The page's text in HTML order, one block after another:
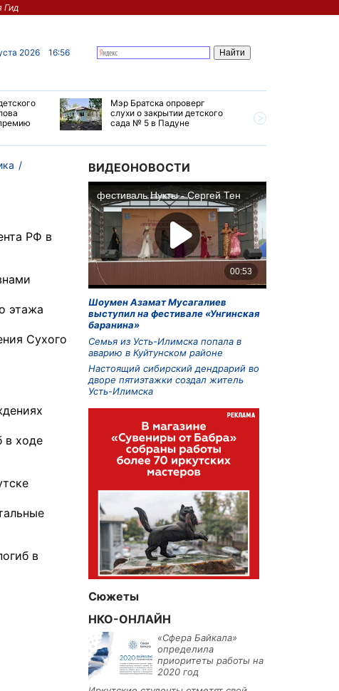
Гид
2026 16:56
Мэр Братска опроверг
слухи о закрытии детского
сада № 5 в Падуне
РФ в
этажа
Сухого
в ходе
в
ВИДЕОНОВОСТИ
Шоумен Азамат Мусагалиев
выступил на фестивале «Унгинская
баранина»
Семья из Усть-Илимска попала в
аварию в Куйтунском районе
Настоящий сибирский дендрарий во
дворе пятиэтажки создал житель
Усть-Илимска
Сюжеты
НКО-ОНЛАЙН
«Сфера Байкала»
определила
приоритеты работы на
2020 год